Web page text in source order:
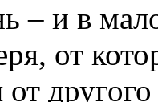
– и в
от